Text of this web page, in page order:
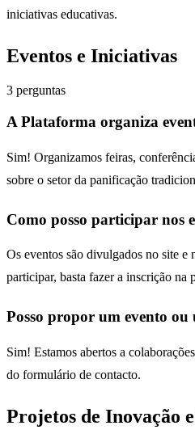
iniciativas educativas.
Eventos e Iniciativas
3 perguntas
A Plataforma organiza
Sim! Organizamos feiras,
sobre o setor da panificação
Como posso participar nos
Os eventos são divulgados no site e
participar, basta fazer a inscrição na
Posso propor um evento
Sim! Estamos abertos a
do formulário de contacto.
Projetos de Inovação